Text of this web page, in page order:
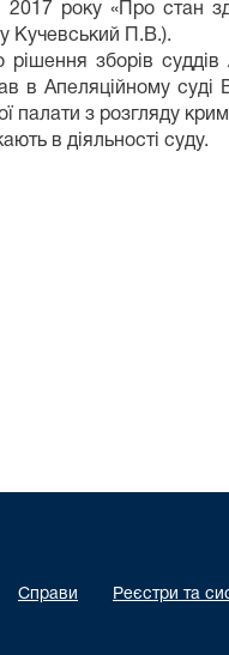
року «Про стан
Кучевський П.В.).
рішення зборів
в Апеляційному
палати з розгляду
в діяльності суду.
П.В.
Справи Реєстри та